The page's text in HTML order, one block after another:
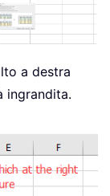
a destra
ingrandita.